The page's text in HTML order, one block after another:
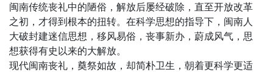
闽南传统丧礼中的陋俗，解放后屡经破除，直至开放改革
之初，才得到根本的扭转。在科学思想的指导下，闽南人
大破封建迷信思想，移风易俗，丧事新办，蔚成风气，思
想获得有史以来的大解放。
现代闽南丧礼，奠祭如故，却简朴卫生，朝着更科学更适